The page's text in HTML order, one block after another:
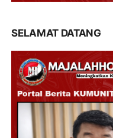
SELAMAT DATANG